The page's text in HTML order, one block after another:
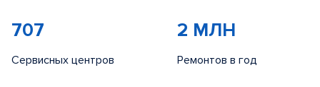
707
Сервисных центров
2 МЛН
Ремонтов в год